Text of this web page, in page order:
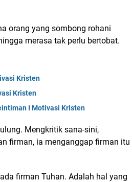
orang yang sombong rohani
merasa tak perlu bertobat.
Kristen
Kristen
I Motivasi Kristen
Mengkritik sana-sini,
firman, ia menganggap firman itu
firman Tuhan. Adalah hal yang